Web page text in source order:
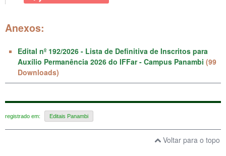
Anexos:
Edital nº 192/2026 - Lista de Definitiva de Inscritos para
Auxílio Permanência 2026 do IFFar - Campus Panambi (99
Downloads)
registrado em: Editais Panambi
Voltar para o topo